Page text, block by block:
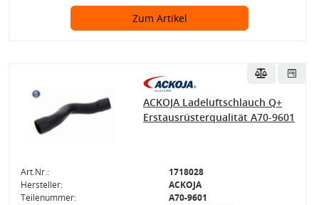
Zum Artikel
ACKOJA Ladeluftschlauch Q+
Erstausrüsterqualität A70-9601
Art.Nr.:
1718028
Hersteller:
ACKOJA
Teilenummer:
A70-9601